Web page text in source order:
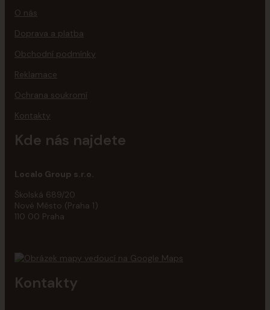
O nás
Doprava a platba
Obchodní podmínky
Reklamace
Ochrana soukromí
Kontakty
Kde nás najdete
Localo Group s.r.o.
Školská 689/20
Nové Město (Praha 1)
110 00 Praha
Kontakty